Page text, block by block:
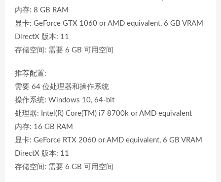
内存: 8 GB RAM
显卡: GeForce GTX 1060 or AMD equivalent, 6 GB VRAM
DirectX 版本: 11
存储空间: 需要 6 GB 可用空间
推荐配置:
需要 64 位处理器和操作系统
操作系统: Windows 10, 64-bit
处理器: Intel(R) Core(TM) i7 8700k or AMD equivalent
内存: 16 GB RAM
显卡: GeForce RTX 2060 or AMD equivalent, 6 GB VRAM
DirectX 版本: 11
存储空间: 需要 6 GB 可用空间